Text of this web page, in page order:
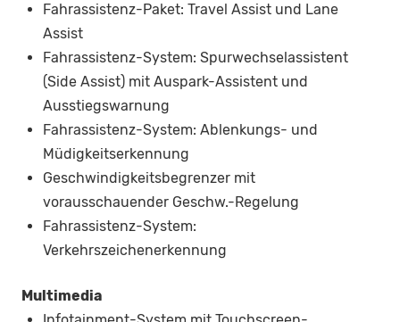
Fahrassistenz-Paket: Travel Assist und Lane
Assist
Fahrassistenz-System: Spurwechselassistent
(Side Assist) mit Auspark-Assistent und
Ausstiegswarnung
Fahrassistenz-System: Ablenkungs- und
Müdigkeitserkennung
Geschwindigkeitsbegrenzer mit
vorausschauender Geschw.-Regelung
Fahrassistenz-System:
Verkehrszeichenerkennung
Multimedia